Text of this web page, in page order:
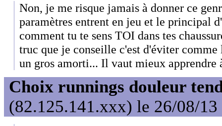
Non, je me risque jamais à donner ce
paramètres entrent en jeu et le principal
comment tu te sens TOI dans tes
truc que je conseille c'est d'éviter comme
un gros amorti... Il vaut mieux apprendre
Choix runnings douleur
(82.125.141.xxx) le 26/08/13